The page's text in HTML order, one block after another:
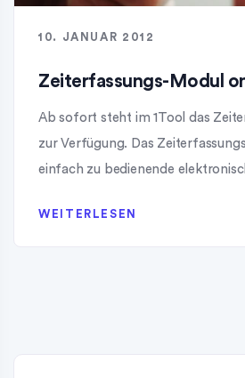
10. JANUAR 2012
Zeiterfassungs-Modul
Ab sofort steht im 1Tool das
zur Verfügung. Das
einfach zu bedienende
WEITERLESEN